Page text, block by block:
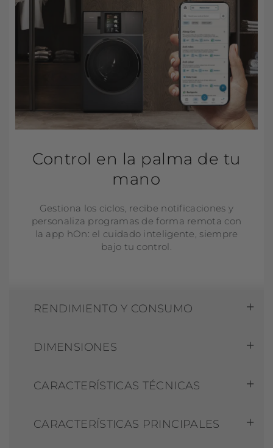
Control en la palma de tu
mano
Gestiona los ciclos, recibe notificaciones y
personaliza programas de forma remota con
la app hOn: el cuidado inteligente, siempre
bajo tu control.
RENDIMIENTO Y CONSUMO
DIMENSIONES
CARACTERÍSTICAS TÉCNICAS
CARACTERÍSTICAS PRINCIPALES